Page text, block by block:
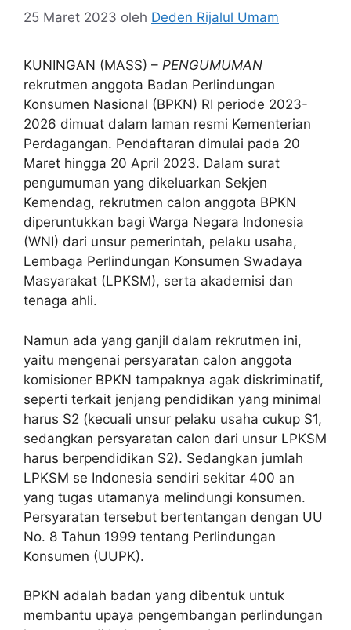
25 Maret 2023 oleh Deden Rijalul Umam
KUNINGAN (MASS) – PENGUMUMAN
rekrutmen anggota Badan Perlindungan
Konsumen Nasional (BPKN) RI periode 2023-
2026 dimuat dalam laman resmi Kementerian
Perdagangan. Pendaftaran dimulai pada 20
Maret hingga 20 April 2023. Dalam surat
pengumuman yang dikeluarkan Sekjen
Kemendag, rekrutmen calon anggota BPKN
diperuntukkan bagi Warga Negara Indonesia
(WNI) dari unsur pemerintah, pelaku usaha,
Lembaga Perlindungan Konsumen Swadaya
Masyarakat (LPKSM), serta akademisi dan
tenaga ahli.
Namun ada yang ganjil dalam rekrutmen ini,
yaitu mengenai persyaratan calon anggota
komisioner BPKN tampaknya agak diskriminatif,
seperti terkait jenjang pendidikan yang minimal
harus S2 (kecuali unsur pelaku usaha cukup S1,
sedangkan persyaratan calon dari unsur LPKSM
harus berpendidikan S2). Sedangkan jumlah
LPKSM se Indonesia sendiri sekitar 400 an
yang tugas utamanya melindungi konsumen.
Persyaratan tersebut bertentangan dengan UU
No. 8 Tahun 1999 tentang Perlindungan
Konsumen (UUPK).
BPKN adalah badan yang dibentuk untuk
membantu upaya pengembangan perlindungan